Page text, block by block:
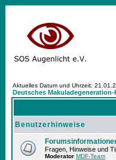
Aktuelles Datum und Uhrzeit:
Deutsches
Benutzerhinweise
Fragen, Hinweise und
Moderator MDF-Team